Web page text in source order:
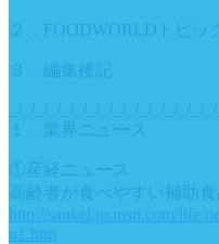
２．FOODWORLDトピ
３．編集後記
１．業界ニュース
①産経ニュース
高齢者が食べやすい補助
http://sankei.jp.msn.com/life/
n1.htm